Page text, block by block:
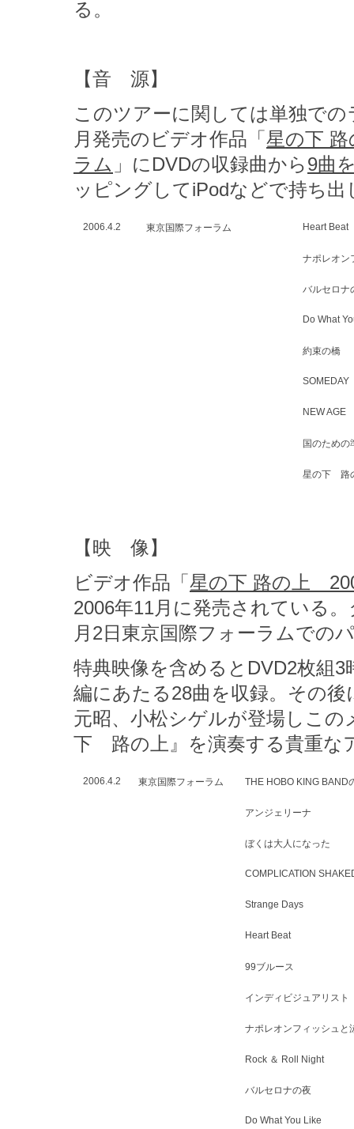
る。
【音 源】
このツアーに関しては単独で
月発売のビデオ作品「 星の下
ラム 」にDVDの収録曲から9曲
ッピングしてiPodなどで持ち
2006.4.2 東京国際フォーラム Heart Beat
ナポレオン
バルセロナ
Do What
約束の橋
SOMEDAY
NEW AGE
国のための
星の下 路
【映 像】
ビデオ作品「 星の下 路の上
2006年11月に発売されている
月2日東京国際フォーラムでの
特典映像を含めるとDVD2枚組
編にあたる28曲を収録。その
元昭、小松シゲルが登場しこ
下 路の上』を演奏する貴重な
2006.4.2 東京国際フォーラム THE HOBO KING BAND
アンジェリーナ
ぼくは大人になった
COMPLICATION
Strange Days
Heart Beat
99ブルース
インディビジュアリスト
ナポレオンフィッシュと
Rock ＆ Roll Night
バルセロナの夜
Do What You Like